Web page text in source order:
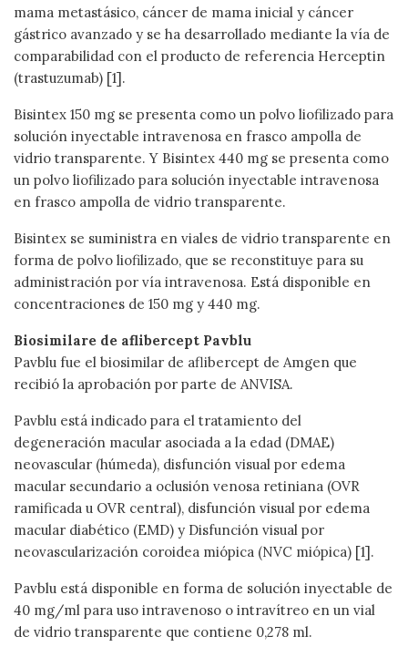
mama metastásico, cáncer de mama inicial y cáncer
gástrico avanzado y se ha desarrollado mediante la vía de
comparabilidad con el producto de referencia Herceptin
(trastuzumab) [1].
Bisintex 150 mg se presenta como un polvo liofilizado para
solución inyectable intravenosa en frasco ampolla de
vidrio transparente. Y Bisintex 440 mg se presenta como
un polvo liofilizado para solución inyectable intravenosa
en frasco ampolla de vidrio transparente.
Bisintex se suministra en viales de vidrio transparente en
forma de polvo liofilizado, que se reconstituye para su
administración por vía intravenosa. Está disponible en
concentraciones de 150 mg y 440 mg.
Biosimilare de aflibercept Pavblu
Pavblu fue el biosimilar de aflibercept de Amgen que
recibió la aprobación por parte de ANVISA.
Pavblu está indicado para el tratamiento del
degeneración macular asociada a la edad (DMAE)
neovascular (húmeda), disfunción visual por edema
macular secundario a oclusión venosa retiniana (OVR
ramificada u OVR central), disfunción visual por edema
macular diabético (EMD) y Disfunción visual por
neovascularización coroidea miópica (NVC miópica) [1].
Pavblu está disponible en forma de solución inyectable de
40 mg/ml para uso intravenoso o intravítreo en un vial
de vidrio transparente que contiene 0,278 ml.